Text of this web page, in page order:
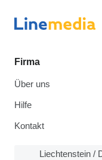
Firma
Über uns
Hilfe
Kontakt
Liechtenstein /